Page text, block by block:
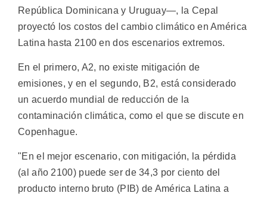
República Dominicana y Uruguay—, la Cepal
proyectó los costos del cambio climático en América
Latina hasta 2100 en dos escenarios extremos.
En el primero, A2, no existe mitigación de
emisiones, y en el segundo, B2, está considerado
un acuerdo mundial de reducción de la
contaminación climática, como el que se discute en
Copenhague.
"En el mejor escenario, con mitigación, la pérdida
(al año 2100) puede ser de 34,3 por ciento del
producto interno bruto (PIB) de América Latina a